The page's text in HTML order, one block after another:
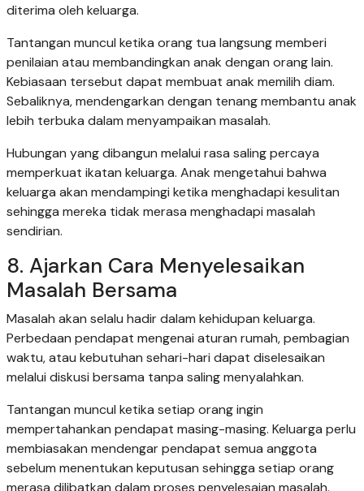
diterima oleh keluarga.
Tantangan muncul ketika orang tua langsung memberi
penilaian atau membandingkan anak dengan orang lain.
Kebiasaan tersebut dapat membuat anak memilih diam.
Sebaliknya, mendengarkan dengan tenang membantu anak
lebih terbuka dalam menyampaikan masalah.
Hubungan yang dibangun melalui rasa saling percaya
memperkuat ikatan keluarga. Anak mengetahui bahwa
keluarga akan mendampingi ketika menghadapi kesulitan
sehingga mereka tidak merasa menghadapi masalah
sendirian.
8. Ajarkan Cara Menyelesaikan
Masalah Bersama
Masalah akan selalu hadir dalam kehidupan keluarga.
Perbedaan pendapat mengenai aturan rumah, pembagian
waktu, atau kebutuhan sehari-hari dapat diselesaikan
melalui diskusi bersama tanpa saling menyalahkan.
Tantangan muncul ketika setiap orang ingin
mempertahankan pendapat masing-masing. Keluarga perlu
membiasakan mendengar pendapat semua anggota
sebelum menentukan keputusan sehingga setiap orang
merasa dilibatkan dalam proses penyelesaian masalah.